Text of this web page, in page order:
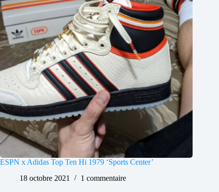
ESPN x Adidas Top Ten Hi 1979 ‘Sports Center’
18 octobre 2021
1 commentaire